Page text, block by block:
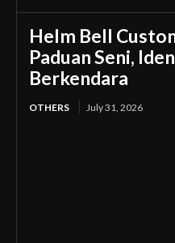
Helm Bell
Paduan Seni,
Berkendara
OTHERS July 31, 2026